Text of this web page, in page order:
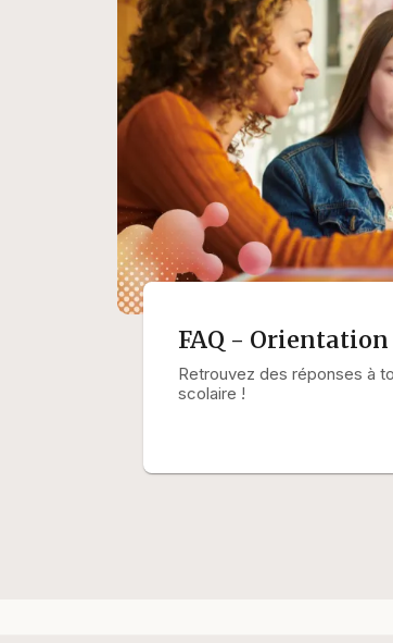
FAQ - Orientation
Retrouvez des réponses à
scolaire !